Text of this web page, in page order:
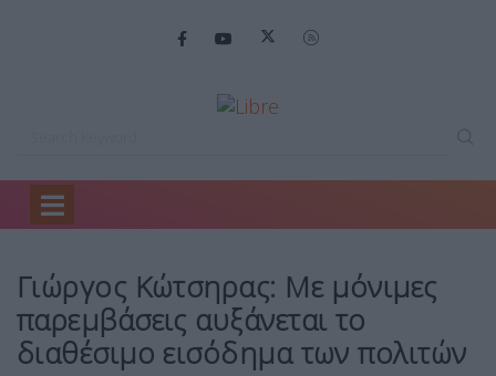
Home
Γιώργος Κώτσηρας: Με μόνιμες
παρεμβάσεις αυξάνεται το
διαθέσιμο εισόδημα των πολιτών